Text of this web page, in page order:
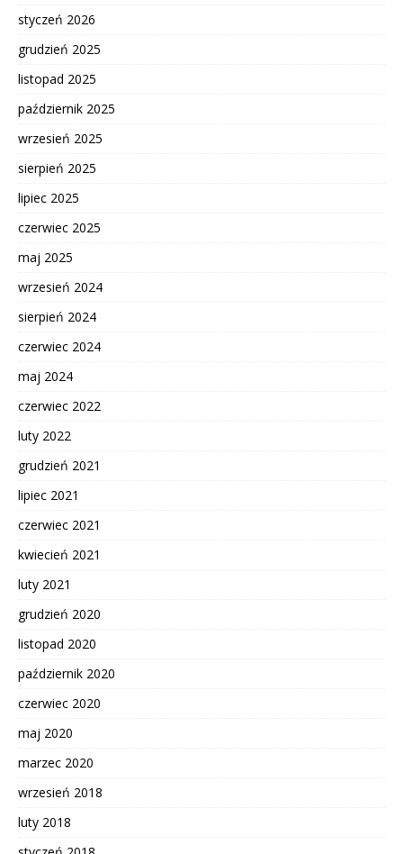
styczeń 2026
grudzień 2025
listopad 2025
październik 2025
wrzesień 2025
sierpień 2025
lipiec 2025
czerwiec 2025
maj 2025
wrzesień 2024
sierpień 2024
czerwiec 2024
maj 2024
czerwiec 2022
luty 2022
grudzień 2021
lipiec 2021
czerwiec 2021
kwiecień 2021
luty 2021
grudzień 2020
listopad 2020
październik 2020
czerwiec 2020
maj 2020
marzec 2020
wrzesień 2018
luty 2018